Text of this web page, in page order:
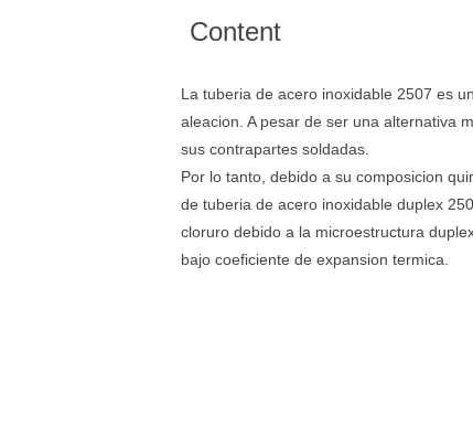
Content
La tuberia de acero inoxidable 2507 es
aleacion. A pesar de ser una alternativa
sus contrapartes soldadas.
Por lo tanto, debido a su composicion
de tuberia de acero inoxidable duplex
cloruro debido a la microestructura
bajo coeficiente de expansion termica.